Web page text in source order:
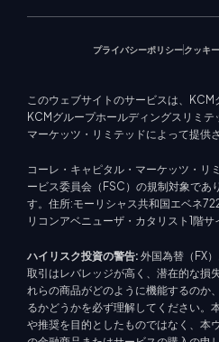
プライバシーポリシークッキ
このウェブサイトのサービスは、
KCMグループホールディングスリミテ
マーケッツ・リミテッドによって提供
コーレ・キャピタル・マーケッツ・リ
ービス委員会（FSC）の規制対象で
す。住所:モーリシャス共和国エベネ
リコンアベニューザ・カタリスト1階
ハイリスク投資の警告: 外国為替（FX
取引はレバレッジが高く、潜在的な損
れらの商品がどのように機能するのか
るかどうかを必ず理解してください。
や推奨を目的としたものではなく、本